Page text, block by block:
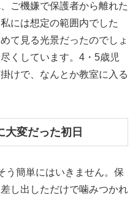
ご機嫌で保護者から離れた
には想定の範囲内でした
て見る光景だったのでしょ
くしています。4・5歳児
けで、なんとか教室に入る
変だった初日
簡単にはいきません。保
し出しただけで噛みつかれ